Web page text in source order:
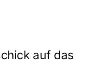
auf das